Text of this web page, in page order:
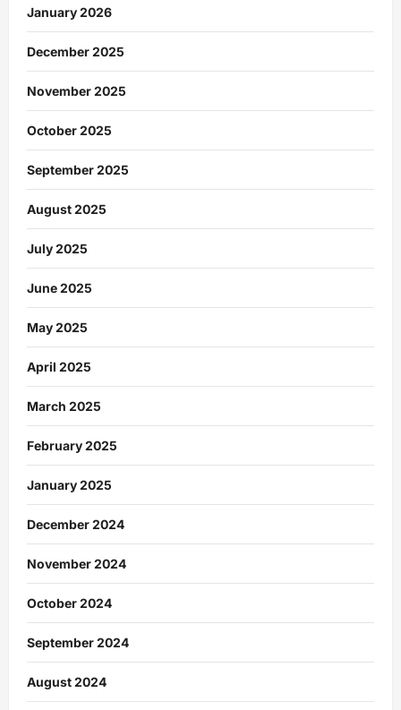
January 2026
December 2025
November 2025
October 2025
September 2025
August 2025
July 2025
June 2025
May 2025
April 2025
March 2025
February 2025
January 2025
December 2024
November 2024
October 2024
September 2024
August 2024